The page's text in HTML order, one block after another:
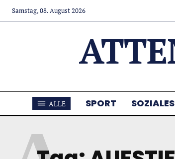
Samstag, 08. August 2026
ALLE SPORT